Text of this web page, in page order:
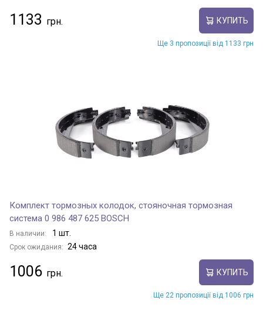
1133 КУПИТЬ
Ще 3 пропозиції від 1133 грн
Комплект тормозных колодок, стояночная тормозная
система 0 986 487 625 BOSCH
В наличии: 1 шт.
Срок ожидания: 24 часа
1006 КУПИТЬ
Ще 22 пропозиції від 1006 грн